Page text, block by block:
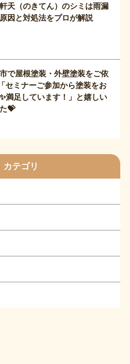
天（のきてん）のシミは雨漏
因と対処法をプロが解説
で屋根塗装・外壁塗装をご依
セミナーご参加から塗装をお
満足しています！」と嬉しい
💝
カテゴリ